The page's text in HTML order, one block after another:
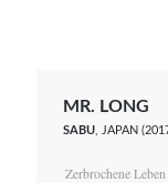
MR. LONG
SABU, JAPAN
Zerbrochene